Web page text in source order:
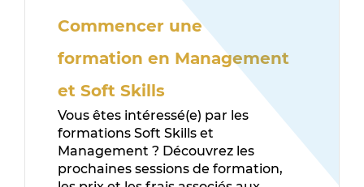
Commencer une
formation en Management
et Soft Skills
Vous êtes intéressé(e) par les
formations Soft Skills et
Management ? Découvrez les
prochaines sessions de formation,